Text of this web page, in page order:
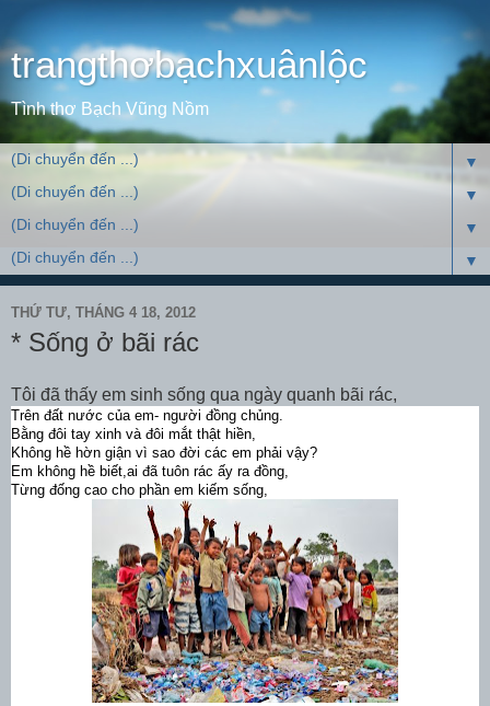
trangthơbạchxuânlộc
Tình thơ Bạch Vũng Nồm
▼
▼
▼
▼
THỨ TƯ, THÁNG 4 18, 2012
* Sống ở bãi rác
Tôi đã thấy em sinh sống qua ngày quanh bãi rác,
Trên đất nước của em- người đồng chủng.
Bằng đôi tay xinh và đôi mắt thật hiền,
Không hề hờn giận vì sao đời các em phải vậy?
Em không hề biết,ai đã tuôn rác ấy ra đồng,
Từng đống cao cho phần em kiếm sống,